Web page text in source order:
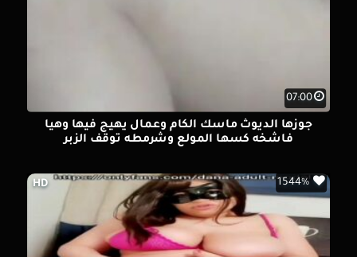
07:00
جوزها الديوث ماسك الكام وعمال يهيج فيها وهيا
فاشخه كسها المولع وشرمطه توقف الزبر
HD 1544%